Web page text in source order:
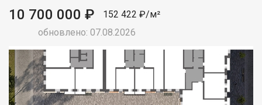
10 700 000 ₽
152 422 ₽/м²
обновлено: 07.08.2026